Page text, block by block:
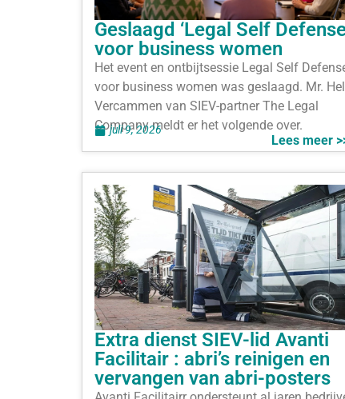
Geslaagd ‘Legal Self
voor business women
Het event en ontbijtsessie Legal Self
voor business women was geslaagd. Mr.
Vercammen van SIEV-partner The Legal
Company meldt er het volgende over.
Lees meer
juli 9, 2026
Extra dienst SIEV-lid Avanti
Facilitair : abri’s reinigen en
vervangen van abri-posters